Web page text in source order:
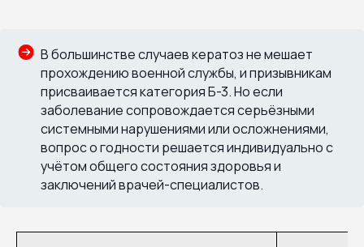
В большинстве случаев кератоз не мешает
прохождению военной службы, и призывникам
присваивается категория Б-3. Но если
заболевание сопровождается серьёзными
системными нарушениями или осложнениями,
вопрос о годности решается индивидуально с
учётом общего состояния здоровья и
заключений врачей-специалистов.